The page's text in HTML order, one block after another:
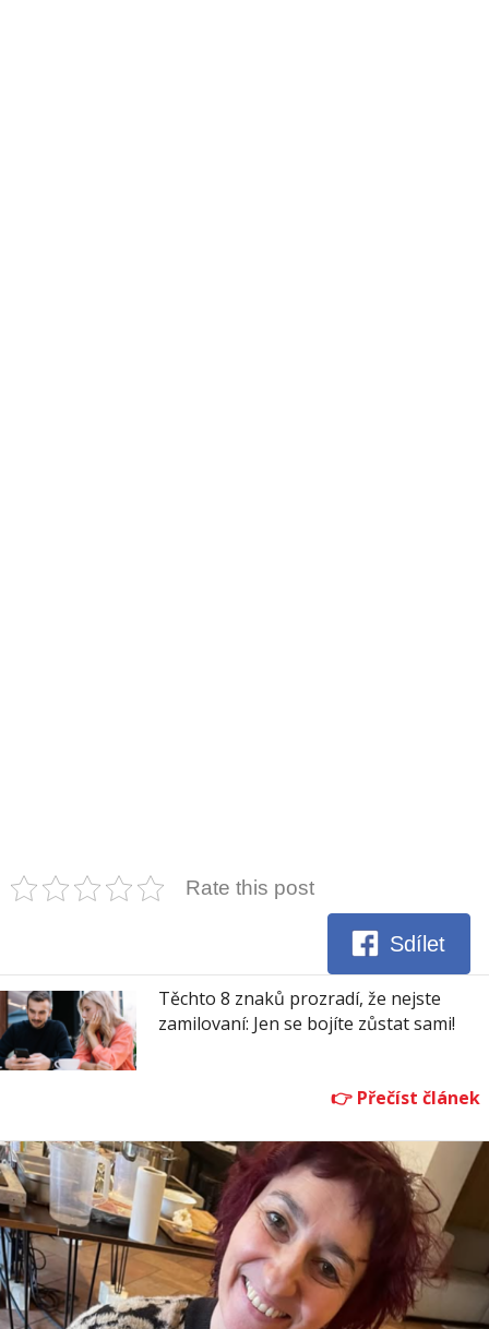
Rate this post
Sdílet
Těchto 8 znaků prozradí, že nejste
zamilovaní: Jen se bojíte zůstat sami!